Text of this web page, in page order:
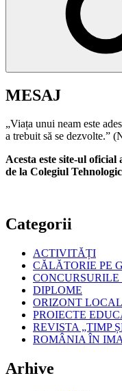
MESAJ
„Viața unui neam este
a trebuit să se dezvolte.”
Acesta este site-ul
de la Colegiul
Categorii
ACTIVITĂȚI
CĂLĂTORIE PE
CONCURSURILE
DIPLOME
ORIZONT LOCAL
PROIECTE
REVISTA „TIMP
ROMÂNIA ÎN
Arhive